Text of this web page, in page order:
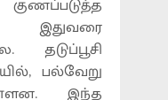
தடுப்பூசி
பல்வேறு
இந்த